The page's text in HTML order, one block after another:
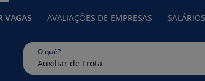
VAGAS AVALIAÇÕES DE EMPRESAS SALÁRIOS
O quê?